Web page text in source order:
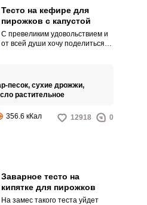
Тесто на кефире для
пирожков с капустой
С превеликим удовольствием и
от всей души хочу поделиться
получаются необыкновенно
нежными и воздушными.
песок, сухие дрожжи,
растительное
356.6 кКал 12918 0
Заварное тесто на
кипятке для пирожков
На замес такого теста уйдет